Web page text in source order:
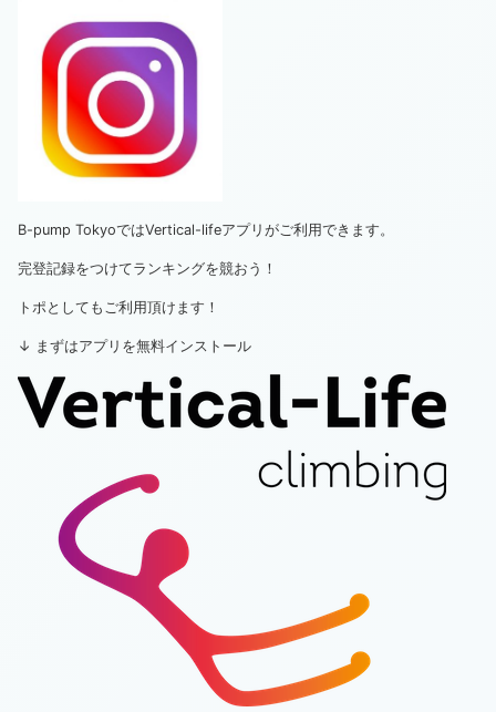
B-pump TokyoではVertical-lifeアプリがご利用できます。
完登記録をつけてランキングを競おう！
トポとしてもご利用頂けます！
↓ まずはアプリを無料インストール